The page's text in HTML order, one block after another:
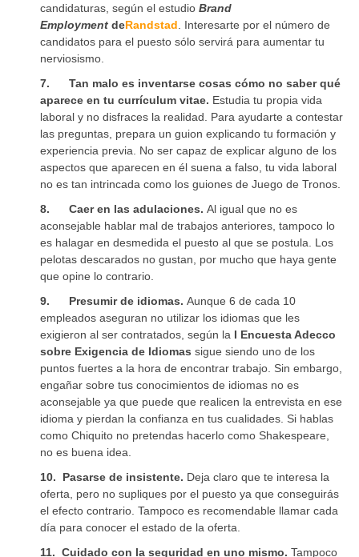
candidaturas, según el estudio Brand
Employment deRandstad . Interesarte por el número de
candidatos para el puesto sólo servirá para aumentar tu
nerviosismo.
7. Tan malo es inventarse cosas cómo no saber qué
aparece en tu currículum vitae. Estudia tu propia vida
laboral y no disfraces la realidad. Para ayudarte a contestar
las preguntas, prepara un guion explicando tu formación y
experiencia previa. No ser capaz de explicar alguno de los
aspectos que aparecen en él suena a falso, tu vida laboral
no es tan intrincada como los guiones de Juego de Tronos.
8. Caer en las adulaciones. Al igual que no es
aconsejable hablar mal de trabajos anteriores, tampoco lo
es halagar en desmedida el puesto al que se postula. Los
pelotas descarados no gustan, por mucho que haya gente
que opine lo contrario.
9. Presumir de idiomas. Aunque 6 de cada 10
empleados aseguran no utilizar los idiomas que les
exigieron al ser contratados, según la I Encuesta Adecco
sobre Exigencia de Idiomas sigue siendo uno de los
puntos fuertes a la hora de encontrar trabajo. Sin embargo,
engañar sobre tus conocimientos de idiomas no es
aconsejable ya que puede que realicen la entrevista en ese
idioma y pierdan la confianza en tus cualidades. Si hablas
como Chiquito no pretendas hacerlo como Shakespeare,
no es buena idea.
10. Pasarse de insistente. Deja claro que te interesa la
oferta, pero no supliques por el puesto ya que conseguirás
el efecto contrario. Tampoco es recomendable llamar cada
día para conocer el estado de la oferta.
11. Cuidado con la seguridad en uno mismo. Tampoco